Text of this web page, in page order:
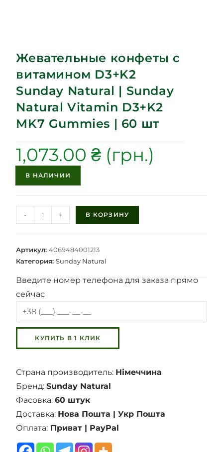
Жевательные конфеты с
витамином D3+K2
Sunday Natural | Sunday
Natural Vitamin D3+K2
MK7 Gummies | 60 шт
1,073.00₴
В НАЛИЧИИ
- + В КОРЗИНУ
Артикул:4069484001213
Категория:Sunday Natural
Введите номер телефона для заказа прямо
сейчас
Страна производитель: Німеччина
Бренд:Sunday Natural
Фасовка:60 штук
Доставка: Нова Пошта | Укр Пошта
Оплата: Приват | PayPal